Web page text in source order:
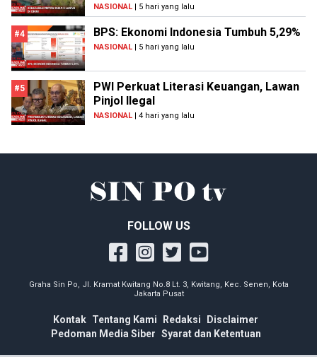
NASIONAL | 5 hari yang lalu
#4 BPS: Ekonomi Indonesia Tumbuh 5,29%
NASIONAL | 5 hari yang lalu
#5
PWI Perkuat Literasi Keuangan, Lawan
Pinjol Ilegal
NASIONAL | 4 hari yang lalu
FOLLOW US
Graha Sin Po, Jl. Kramat Kwitang No.8 Lt. 3, Kwitang, Kec. Senen, Kota
Jakarta Pusat
Kontak Tentang Kami Redaksi
Disclaimer
Pedoman Media Siber Syarat dan Ketentuan